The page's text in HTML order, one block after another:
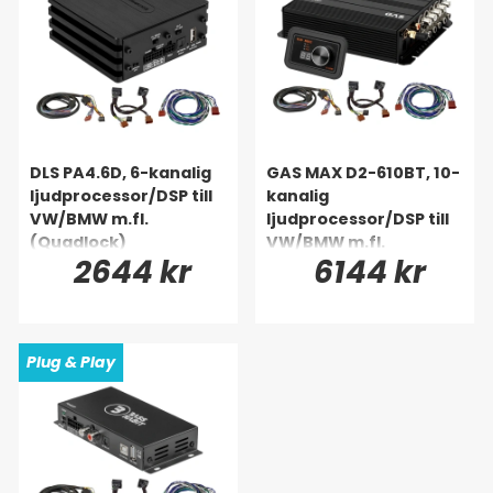
DLS PA4.6D, 6-kanalig
ljudprocessor/DSP till
VW/BMW m.fl.
(Quadlock)
2644 kr
GAS MAX D2-610BT, 10-
kanalig
ljudprocessor/DSP till
VW/BMW m.fl.
(Quadlock)
6144 kr
Plug & Play